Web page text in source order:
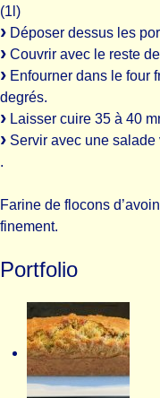
(1l)
Déposer dessus les
Couvrir avec le reste
Enfourner dans le four
degrés.
Laisser cuire 35 à 40
Servir avec une
.
Farine de flocons
finement.
Portfolio